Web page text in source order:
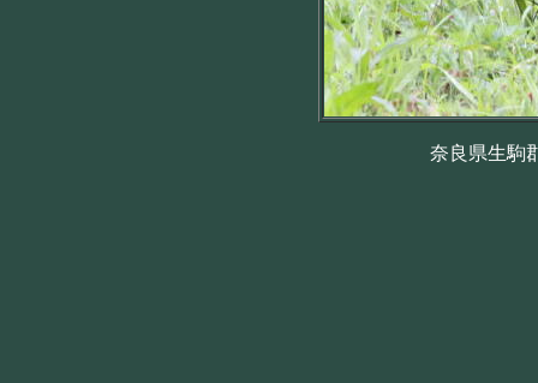
奈良県生駒